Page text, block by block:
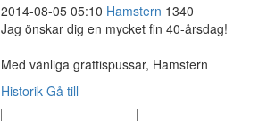
2014-08-05 05:10 Hamstern 1340
Jag önskar dig en mycket fin 40-årsdag!
Med vänliga grattispussar, Hamstern
Historik Gå till